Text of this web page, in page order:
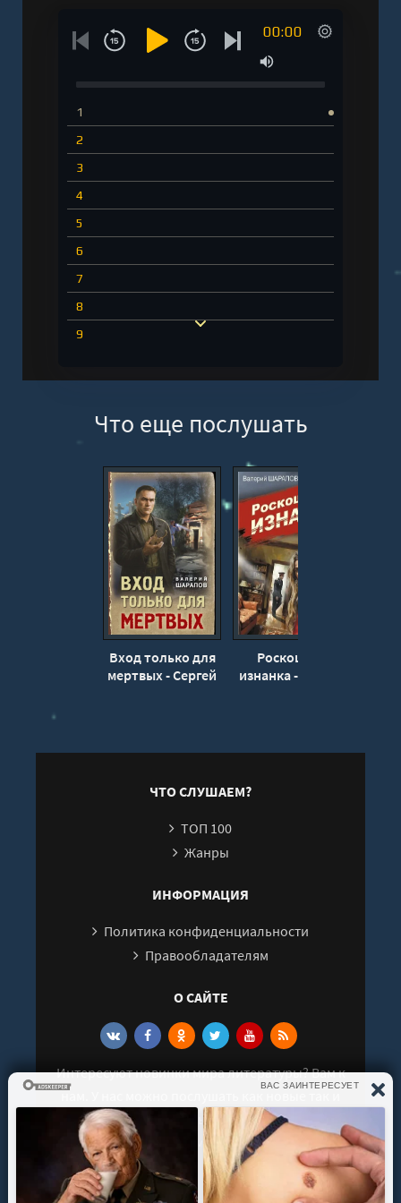
00:00
1
2
3
4
5
6
7
8
9
Что еще послушать
Вход только для
мертвых - Сергей
Роскошная
изнанка - Сергей
ЧТО СЛУШАЕМ?
ТОП 100
Жанры
ИНФОРМАЦИЯ
Политика конфиденциальности
Правообладателям
О САЙТЕ
Интересуют новинки мира литературы? Вам к
нам. У нас можно послушать как новые так и
старые аудиокниги. Выбрать и поделиться с
друзьями лучшими аудиокнигами!